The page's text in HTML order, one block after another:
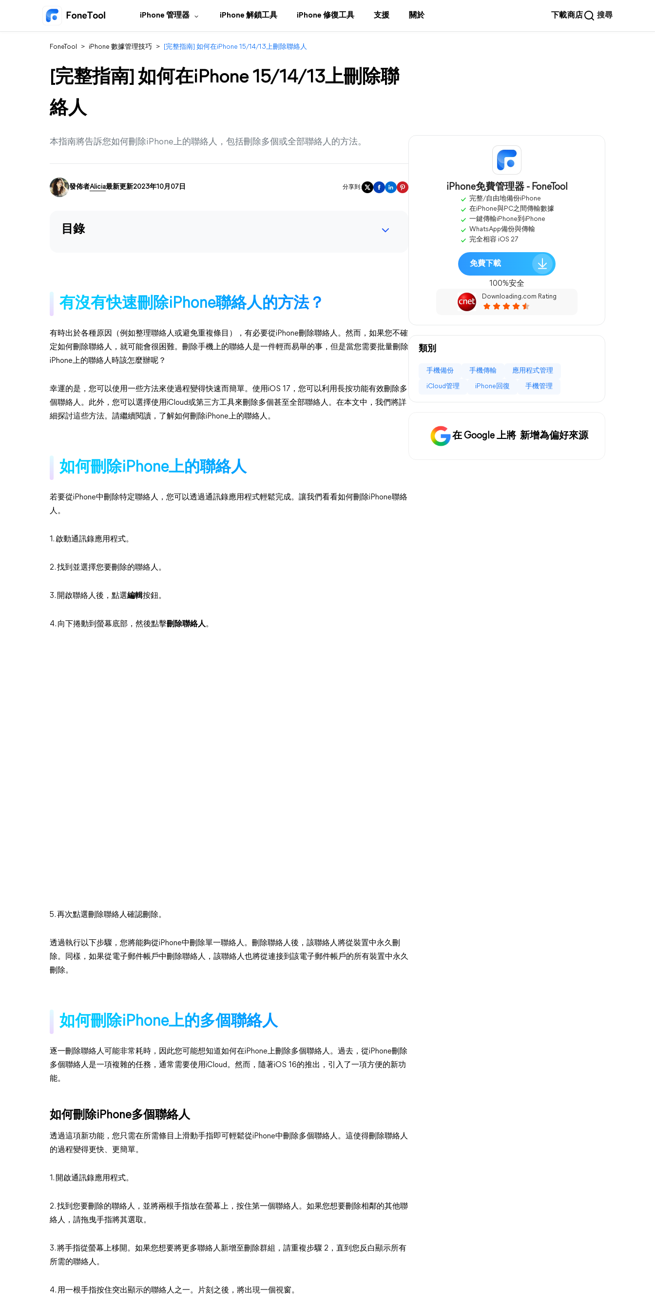
iPhone 管理器 iPhone 解鎖工具 iPhone 修復工具 支援 關於 下載商店 搜尋
FoneTool > iPhone 數據管理技巧 > [完整指南] 如何在iPhone 15/14/13上刪除聯絡人
[完整指南] 如何在iPhone 15/14/13上刪除聯
絡人
本指南將告訴您如何刪除iPhone上的聯絡人，包括刪除多個或全部聯絡人的方法。
發佈者Alicia最新更新2023年10月07日 分享到:
目錄
有沒有快速刪除iPhone聯絡人的方法？
有時出於各種原因（例如整理聯絡人或避免重複條目），有必要從iPhone刪除聯絡人。然而，如果您不確
定如何刪除聯絡人，就可能會很困難。刪除手機上的聯絡人是一件輕而易舉的事，但是當您需要批量刪除
iPhone上的聯絡人時該怎麼辦呢？
幸運的是，您可以使用一些方法來使過程變得快速而簡單。使用iOS 17，您可以利用長按功能有效刪除多
個聯絡人。此外，您可以選擇使用iCloud或第三方工具來刪除多個甚至全部聯絡人。在本文中，我們將詳
細探討這些方法。請繼續閱讀，了解如何刪除iPhone上的聯絡人。
如何刪除iPhone上的聯絡人
若要從iPhone中刪除特定聯絡人，您可以透過通訊錄應用程式輕鬆完成。讓我們看看如何刪除iPhone聯絡
人。
1. 啟動通訊錄應用程式。
2. 找到並選擇您要刪除的聯絡人。
3. 開啟聯絡人後，點選編輯按鈕。
4. 向下捲動到螢幕底部，然後點擊刪除聯絡人。
5. 再次點選刪除聯絡人確認刪除。
透過執行以下步驟，您將能夠從iPhone中刪除單一聯絡人。刪除聯絡人後，該聯絡人將從裝置中永久刪
除。同樣，如果從電子郵件帳戶中刪除聯絡人，該聯絡人也將從連接到該電子郵件帳戶的所有裝置中永久
刪除。
如何刪除iPhone上的多個聯絡人
逐一刪除聯絡人可能非常耗時，因此您可能想知道如何在iPhone上刪除多個聯絡人。過去，從iPhone刪除
多個聯絡人是一項複雜的任務，通常需要使用iCloud。然而，隨著iOS 16的推出，引入了一項方便的新功
能。
如何刪除iPhone多個聯絡人
透過這項新功能，您只需在所需條目上滑動手指即可輕鬆從iPhone中刪除多個聯絡人。這使得刪除聯絡人
的過程變得更快、更簡單。
1. 開啟通訊錄應用程式。
2. 找到您要刪除的聯絡人，並將兩根手指放在螢幕上，按住第一個聯絡人。如果您想要刪除相鄰的其他聯
絡人，請拖曳手指將其選取。
3. 將手指從螢幕上移開。如果您想要將更多聯絡人新增至刪除群組，請重複步驟 2，直到您反白顯示所有
所需的聯絡人。
4. 用一根手指按住突出顯示的聯絡人之一。片刻之後，將出現一個視窗。
iPhone免費管理器 - FoneTool
完整/自由地備份iPhone
在iPhone與PC之間傳輸數據
一鍵傳輸iPhone到iPhone
WhatsApp備份與傳輸
完全相容 iOS 27
免費下載
100%安全
Downloading.com Rating
類別
手機備份 手機傳輸 應用程式管理
iCloud管理 iPhone回復 手機管理
在 Google 上將 新增為偏好來源